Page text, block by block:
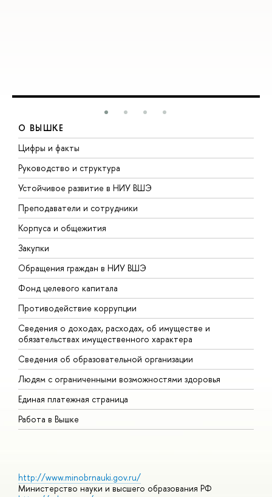
О ВЫШКЕ
Цифры и факты
Руководство и структура
Устойчивое развитие в НИУ ВШЭ
Преподаватели и сотрудники
Корпуса и общежития
Закупки
Обращения граждан в НИУ ВШЭ
Фонд целевого капитала
Противодействие коррупции
Сведения о доходах, расходах, об имуществе и
обязательствах имущественного характера
Сведения об образовательной организации
Людям с ограниченными возможностями здоровья
Единая платежная страница
Работа в Вышке
http://www.minobrnauki.gov.ru/
Министерство науки и высшего образования РФ